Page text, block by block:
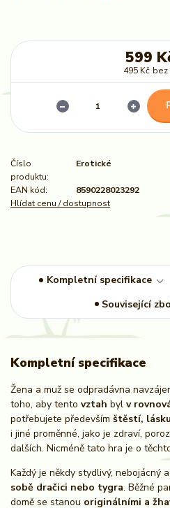
599
495 Kč bez
Číslo
produktu:
Erotické
EAN kód:
8590228023292
Hlídat cenu / dostupnost
Kompletní specifikace
Související
Kompletní specifikace
Žena a muž se odpradávna
toho, aby tento vztah byl v
potřebujete především štěstí,
i jiné proměnné, jako je zdraví,
dalších. Nicméně tato hra je o
Každý je někdy stydlivý, nebojácný
sobě dračici nebo tygra. Běžné
domě se stanou originálními a